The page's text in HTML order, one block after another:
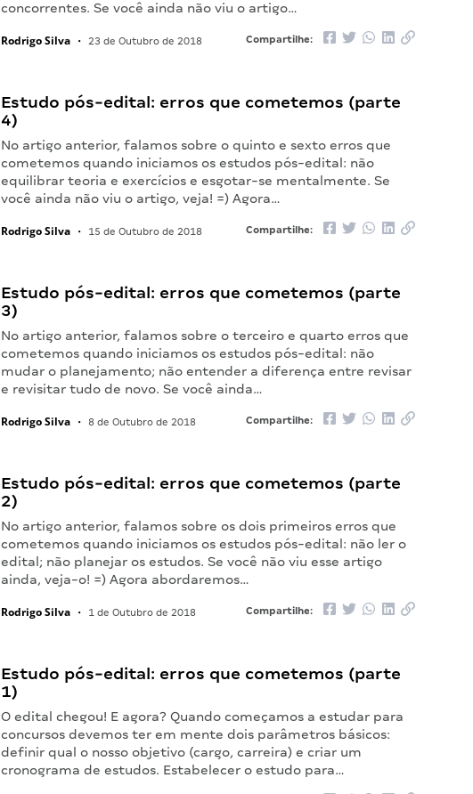
concorrentes. Se você ainda não viu o artigo…
Rodrigo Silva • 23 de Outubro de 2018 Compartilhe:
Estudo pós-edital: erros que cometemos (parte
4)
No artigo anterior, falamos sobre o quinto e sexto erros que
cometemos quando iniciamos os estudos pós-edital: não
equilibrar teoria e exercícios e esgotar-se mentalmente. Se
você ainda não viu o artigo, veja! =) Agora…
Rodrigo Silva • 15 de Outubro de 2018 Compartilhe:
Estudo pós-edital: erros que cometemos (parte
3)
No artigo anterior, falamos sobre o terceiro e quarto erros que
cometemos quando iniciamos os estudos pós-edital: não
mudar o planejamento; não entender a diferença entre revisar
e revisitar tudo de novo. Se você ainda…
Rodrigo Silva • 8 de Outubro de 2018 Compartilhe:
Estudo pós-edital: erros que cometemos (parte
2)
No artigo anterior, falamos sobre os dois primeiros erros que
cometemos quando iniciamos os estudos pós-edital: não ler o
edital; não planejar os estudos. Se você não viu esse artigo
ainda, veja-o! =) Agora abordaremos…
Rodrigo Silva • 1 de Outubro de 2018 Compartilhe:
Estudo pós-edital: erros que cometemos (parte
1)
O edital chegou! E agora? Quando começamos a estudar para
concursos devemos ter em mente dois parâmetros básicos:
definir qual o nosso objetivo (cargo, carreira) e criar um
cronograma de estudos. Estabelecer o estudo para…